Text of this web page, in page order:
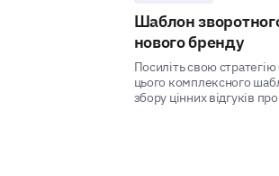
Шаблон
нового бренду
Посиліть свою
цього комплексного
збору цінних відгуків